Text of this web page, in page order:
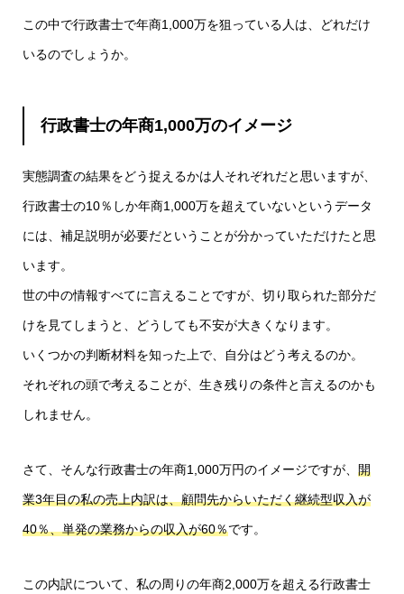
この中で行政書士で年商1,000万を狙っている人は、どれだけ
いるのでしょうか。
行政書士の年商1,000万のイメージ
実態調査の結果をどう捉えるかは人それぞれだと思いますが、
行政書士の10％しか年商1,000万を超えていないというデータ
には、補足説明が必要だということが分かっていただけたと思
います。
世の中の情報すべてに言えることですが、切り取られた部分だ
けを見てしまうと、どうしても不安が大きくなります。
いくつかの判断材料を知った上で、自分はどう考えるのか。
それぞれの頭で考えることが、生き残りの条件と言えるのかも
しれません。
さて、そんな行政書士の年商1,000万円のイメージですが、 開
業3年目の私の売上内訳は、顧問先からいただく継続型収入が
40％、単発の業務からの収入が60％です。
この内訳について、私の周りの年商2,000万を超える行政書士